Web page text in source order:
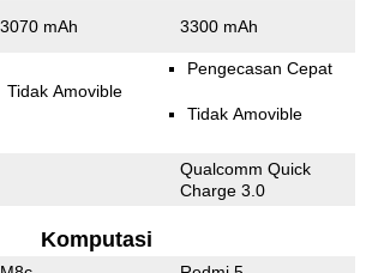
3070 mAh 3300 mAh
Tidak Amovible
Pengecasan Cepat
Tidak Amovible
Qualcomm Quick
Charge 3.0
Komputasi